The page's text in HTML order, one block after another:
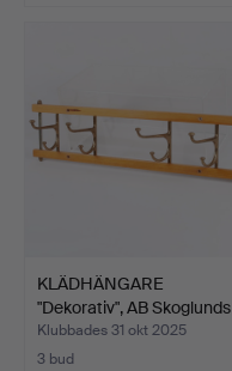
KLÄDHÄNGARE
"Dekorativ", AB Skoglunds
Meta…
Klubbades 31 okt 2025
3 bud